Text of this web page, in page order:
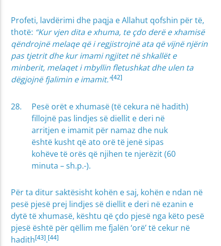
Profeti, lavdërimi dhe paqja e Allahut qofshin për të,
thotë: “Kur vjen dita e xhuma, te çdo derë e xhamisë
qëndrojnë melaqe që i regjistrojnë ata që vijnë njërin
pas tjetrit dhe kur imami ngjitet në shkallët e
minberit, melaqet i mbyllin fletushkat dhe ulen ta
dëgjojnë fjalimin e imamit.”[42]
Pesë orët e xhumasë (të cekura në hadith)
fillojnë pas lindjes së diellit e deri në
arritjen e imamit për namaz dhe nuk
është kusht që ato orë të jenë sipas
kohëve të orës që njihen te njerëzit (60
minuta – sh.p.-).
Për ta ditur saktësisht kohën e saj, kohën e ndan në
pesë pjesë prej lindjes së diellit e deri në ezanin e
dytë të xhumasë, kështu që çdo pjesë nga këto pesë
pjesë është për qëllim me fjalën ‘orë’ të cekur në
hadith[43].[44]